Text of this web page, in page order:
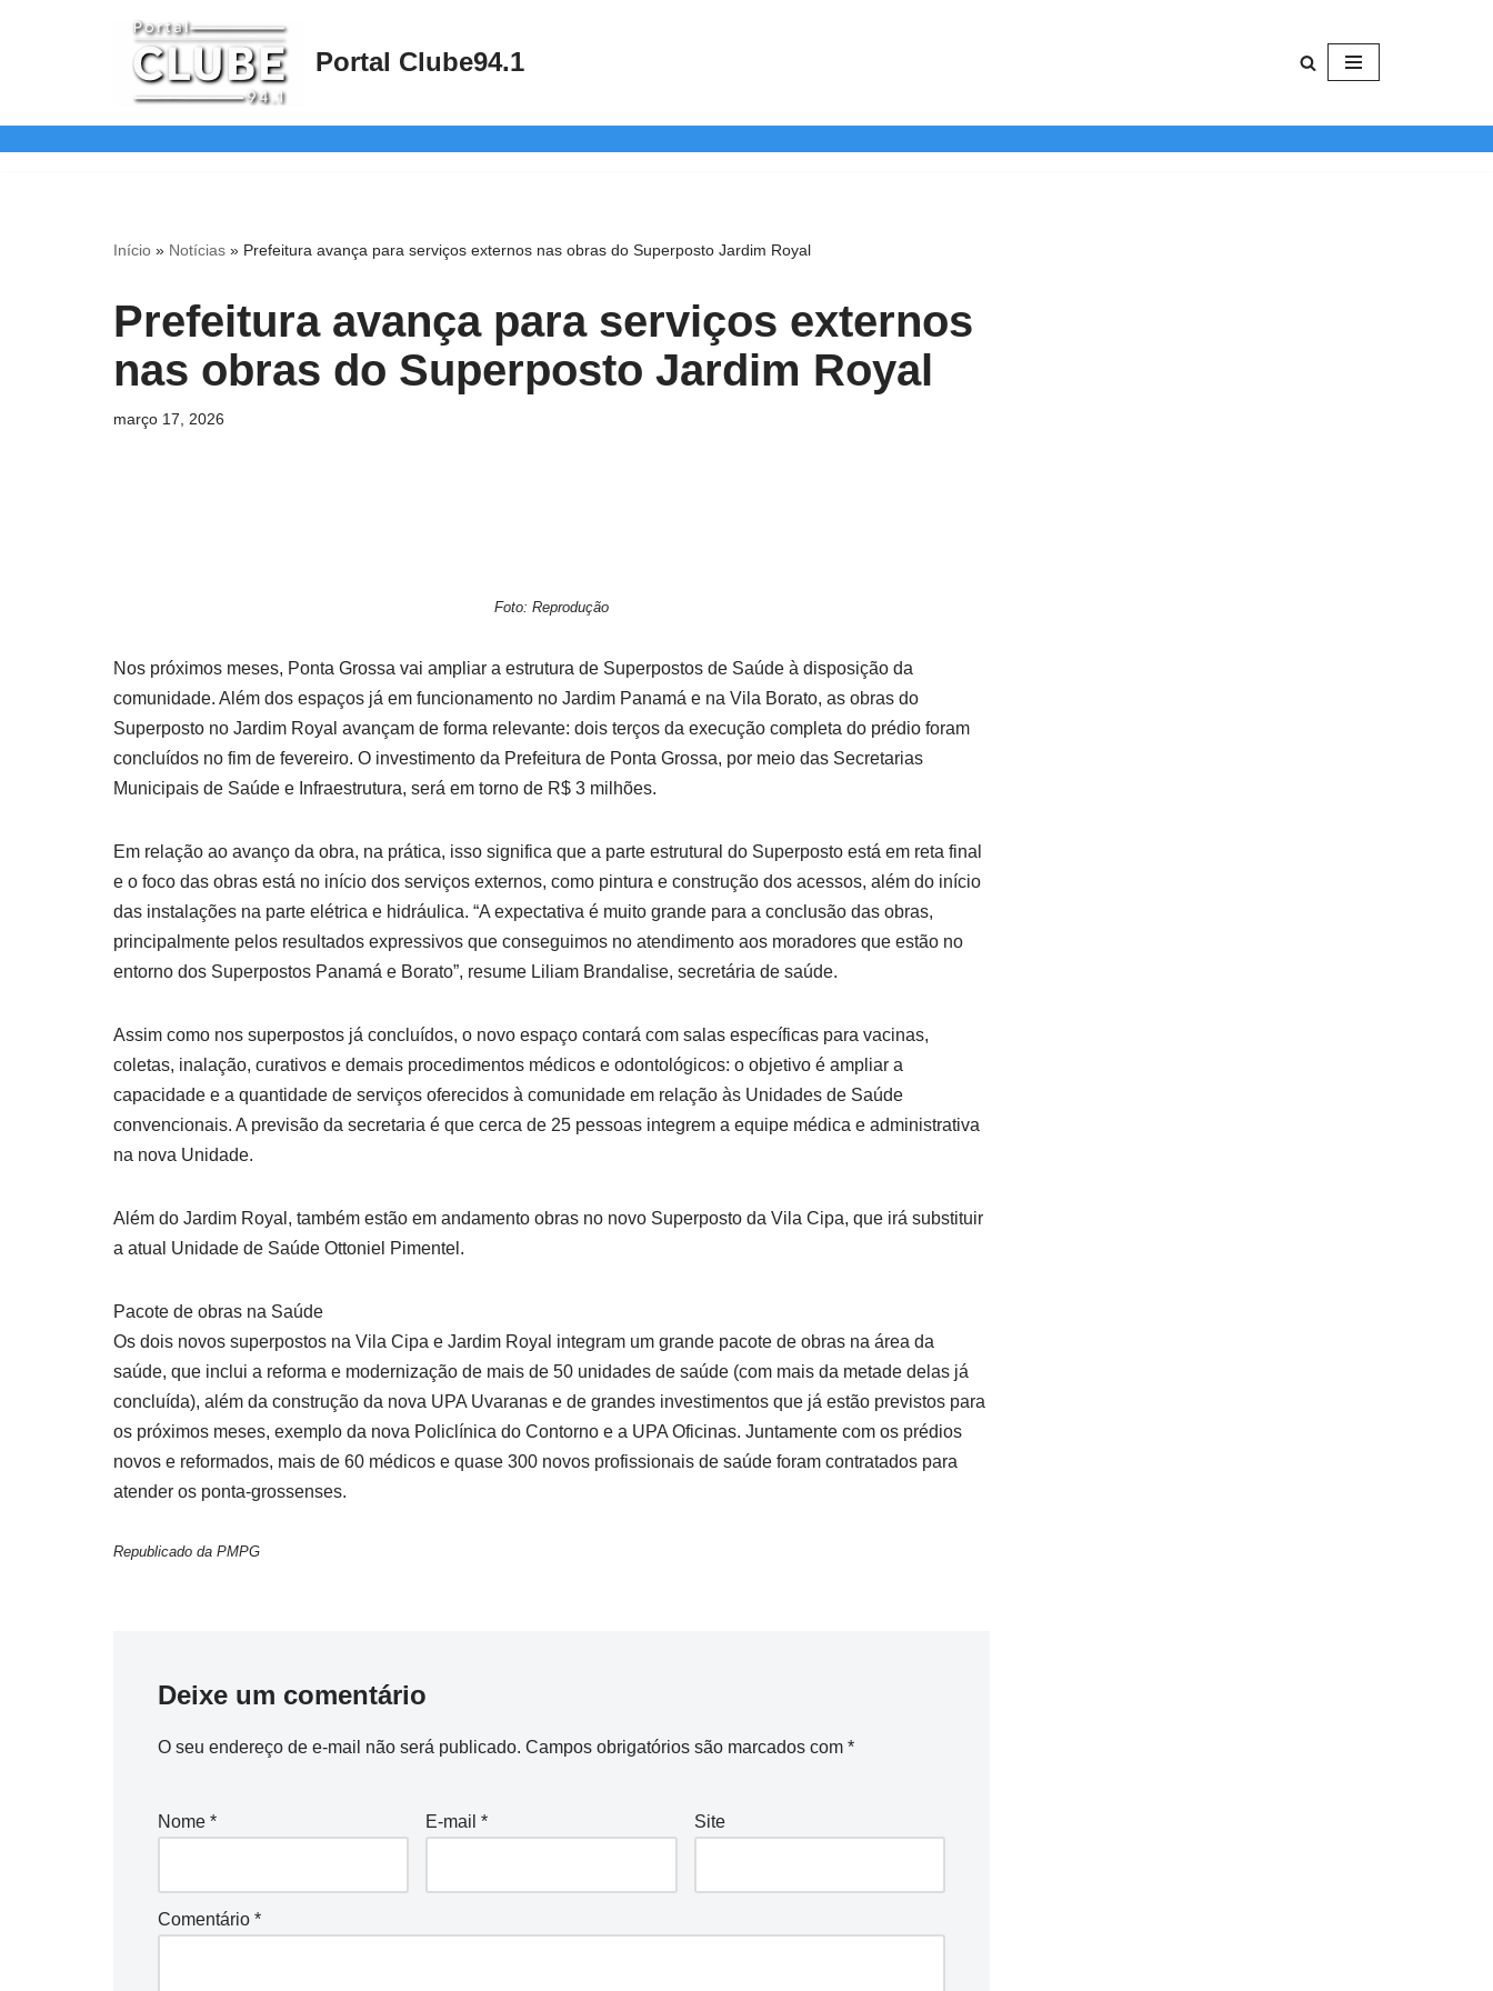
o
conteúdo
Portal Clube94.1
Início » Notícias » Prefeitura avança para serviços externos nas obras do Superposto Jardim Royal
Prefeitura avança para serviços externos
nas obras do Superposto Jardim Royal
março 17, 2026
Foto: Reprodução
Nos próximos meses, Ponta Grossa vai ampliar a estrutura de Superpostos de Saúde à disposição da
comunidade. Além dos espaços já em funcionamento no Jardim Panamá e na Vila Borato, as obras do
Superposto no Jardim Royal avançam de forma relevante: dois terços da execução completa do prédio foram
concluídos no fim de fevereiro. O investimento da Prefeitura de Ponta Grossa, por meio das Secretarias
Municipais de Saúde e Infraestrutura, será em torno de R$ 3 milhões.
Em relação ao avanço da obra, na prática, isso significa que a parte estrutural do Superposto está em reta final
e o foco das obras está no início dos serviços externos, como pintura e construção dos acessos, além do início
das instalações na parte elétrica e hidráulica. “A expectativa é muito grande para a conclusão das obras,
principalmente pelos resultados expressivos que conseguimos no atendimento aos moradores que estão no
entorno dos Superpostos Panamá e Borato”, resume Liliam Brandalise, secretária de saúde.
Assim como nos superpostos já concluídos, o novo espaço contará com salas específicas para vacinas,
coletas, inalação, curativos e demais procedimentos médicos e odontológicos: o objetivo é ampliar a
capacidade e a quantidade de serviços oferecidos à comunidade em relação às Unidades de Saúde
convencionais. A previsão da secretaria é que cerca de 25 pessoas integrem a equipe médica e administrativa
na nova Unidade.
Além do Jardim Royal, também estão em andamento obras no novo Superposto da Vila Cipa, que irá substituir
a atual Unidade de Saúde Ottoniel Pimentel.
Pacote de obras na Saúde
Os dois novos superpostos na Vila Cipa e Jardim Royal integram um grande pacote de obras na área da
saúde, que inclui a reforma e modernização de mais de 50 unidades de saúde (com mais da metade delas já
concluída), além da construção da nova UPA Uvaranas e de grandes investimentos que já estão previstos para
os próximos meses, exemplo da nova Policlínica do Contorno e a UPA Oficinas. Juntamente com os prédios
novos e reformados, mais de 60 médicos e quase 300 novos profissionais de saúde foram contratados para
atender os ponta-grossenses.
Republicado da PMPG
Deixe um comentário
O seu endereço de e-mail não será publicado. Campos obrigatórios são marcados com *
Nome * E-mail* Site
Comentário *